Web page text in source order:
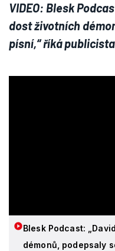
VIDEO: Blesk
dost životních
písní,“ říká
Blesk Podcast:
démonů, podepsaly